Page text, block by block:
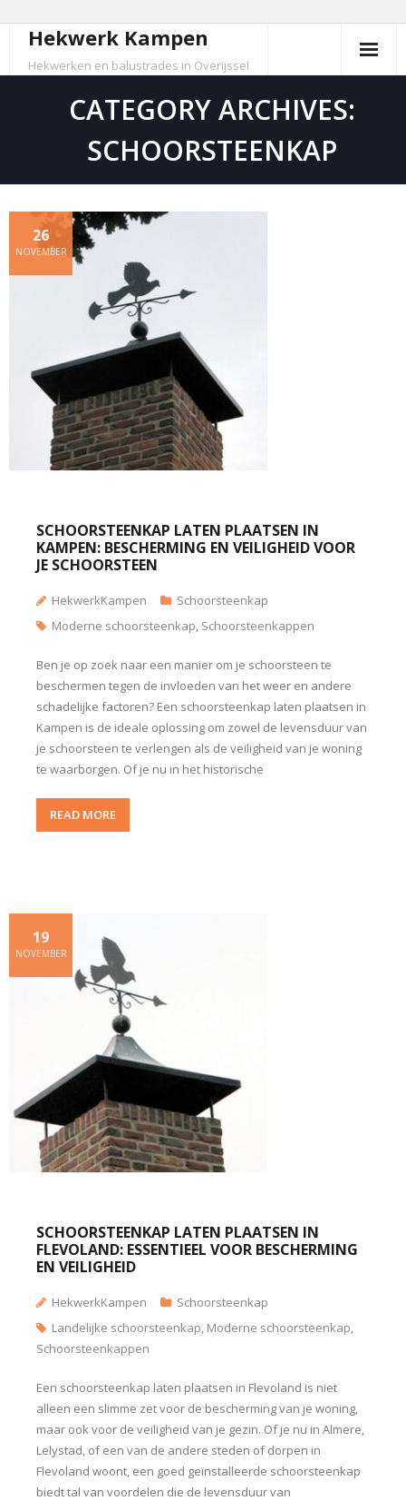
content
Hekwerk Kampen
Hekwerken en balustrades in Overijssel
CATEGORY ARCHIVES:
SCHOORSTEENKAP
SCHOORSTEENKAP LATEN PLAATSEN IN
KAMPEN: BESCHERMING EN VEILIGHEID VOOR
JE SCHOORSTEEN
26
NOVEMBER
HekwerkKampen
Schoorsteenkap
Moderne schoorsteenkap, Schoorsteenkappen
Ben je op zoek naar een manier om je schoorsteen te
beschermen tegen de invloeden van het weer en andere
schadelijke factoren? Een schoorsteenkap laten plaatsen in
Kampen is de ideale oplossing om zowel de levensduur van
je schoorsteen te verlengen als de veiligheid van je woning
te waarborgen. Of je nu in het historische
READ MORE
SCHOORSTEENKAP LATEN PLAATSEN IN
FLEVOLAND: ESSENTIEEL VOOR BESCHERMING
EN VEILIGHEID
19
NOVEMBER
HekwerkKampen
Schoorsteenkap
Landelijke schoorsteenkap, Moderne schoorsteenkap,
Schoorsteenkappen
Een schoorsteenkap laten plaatsen in Flevoland is niet
alleen een slimme zet voor de bescherming van je woning,
maar ook voor de veiligheid van je gezin. Of je nu in Almere,
Lelystad, of een van de andere steden of dorpen in
Flevoland woont, een goed geïnstalleerde schoorsteenkap
biedt tal van voordelen die de levensduur van